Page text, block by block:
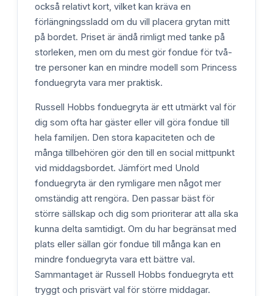
också relativt kort, vilket kan kräva en
förlängningssladd om du vill placera grytan mitt
på bordet. Priset är ändå rimligt med tanke på
storleken, men om du mest gör fondue för två-
tre personer kan en mindre modell som Princess
fonduegryta vara mer praktisk.
Russell Hobbs fonduegryta är ett utmärkt val för
dig som ofta har gäster eller vill göra fondue till
hela familjen. Den stora kapaciteten och de
många tillbehören gör den till en social mittpunkt
vid middagsbordet. Jämfört med Unold
fonduegryta är den rymligare men något mer
omständig att rengöra. Den passar bäst för
större sällskap och dig som prioriterar att alla ska
kunna delta samtidigt. Om du har begränsat med
plats eller sällan gör fondue till många kan en
mindre fonduegryta vara ett bättre val.
Sammantaget är Russell Hobbs fonduegryta ett
tryggt och prisvärt val för större middagar.